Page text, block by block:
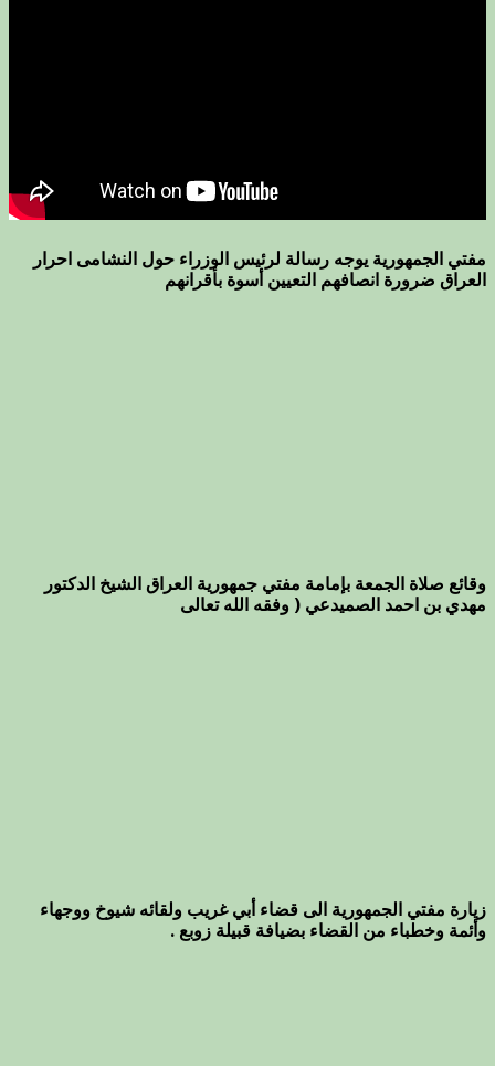
مفتي الجمهورية يوجه رسالة لرئيس الوزراء حول النشامى احرار
العراق ضرورة انصافهم التعيين أسوة بأقرانهم
وقائع صلاة الجمعة بإمامة مفتي جمهورية العراق الشيخ الدكتور
مهدي بن احمد الصميدعي ( وفقه الله تعالى
زيارة مفتي الجمهورية الى قضاء أبي غريب ولقائه شيوخ ووجهاء
وأئمة وخطباء من القضاء بضيافة قبيلة زوبع .